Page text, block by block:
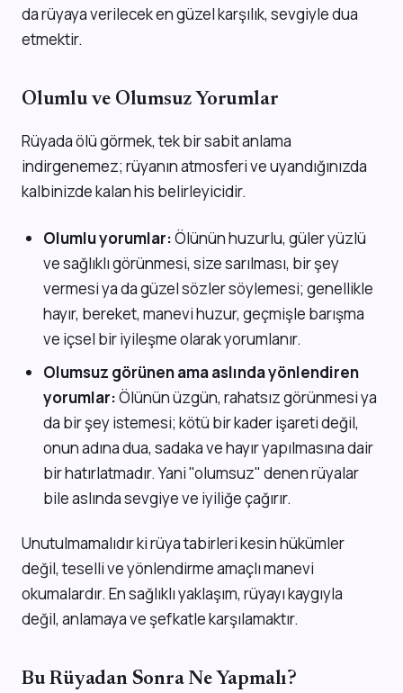
da rüyaya verilecek en güzel karşılık, sevgiyle dua
etmektir.
Olumlu ve Olumsuz Yorumlar
Rüyada ölü görmek, tek bir sabit anlama
indirgenemez; rüyanın atmosferi ve uyandığınızda
kalbinizde kalan his belirleyicidir.
Olumlu yorumlar:Ölünün huzurlu, güler yüzlü
ve sağlıklı görünmesi, size sarılması, bir şey
vermesi ya da güzel sözler söylemesi; genellikle
hayır, bereket, manevi huzur, geçmişle barışma
ve içsel bir iyileşme olarak yorumlanır.
Olumsuz görünen ama aslında yönlendiren
yorumlar:Ölünün üzgün, rahatsız görünmesi ya
da bir şey istemesi; kötü bir kader işareti değil,
onun adına dua, sadaka ve hayır yapılmasına dair
bir hatırlatmadır. Yani "olumsuz" denen rüyalar
bile aslında sevgiye ve iyiliğe çağırır.
Unutulmamalıdır ki rüya tabirleri kesin hükümler
değil, teselli ve yönlendirme amaçlı manevi
okumalardır. En sağlıklı yaklaşım, rüyayı kaygıyla
değil, anlamaya ve şefkatle karşılamaktır.
Bu Rüyadan Sonra Ne Yapmalı?